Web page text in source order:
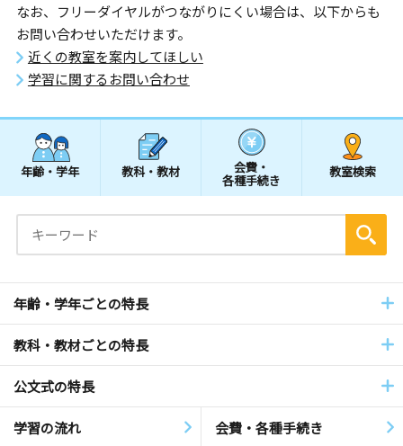
なお、フリーダイヤルがつながりにくい場合は、以下からも
お問い合わせいただけます。
近くの教室を案内してほしい
学習に関するお問い合わせ
年齢・学年 教科・教材 会費・
各種手続き
教室検索
年齢・学年ごとの特長
教科・教材ごとの特長
公文式の特長
学習の流れ 会費・各種手続き